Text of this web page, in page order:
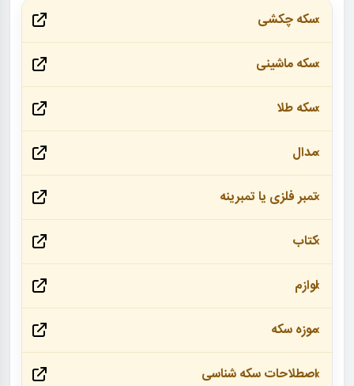
سکه چکشی
سکه ماشینی
سکه طلا
مدال
تمبر فلزی یا تمبرینه
کتاب
لوازم
موزه سکه
اصطلاحات سکه شناسی